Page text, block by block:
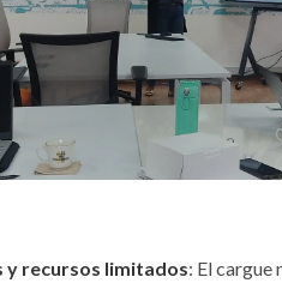
y recursos limitados: El cargue